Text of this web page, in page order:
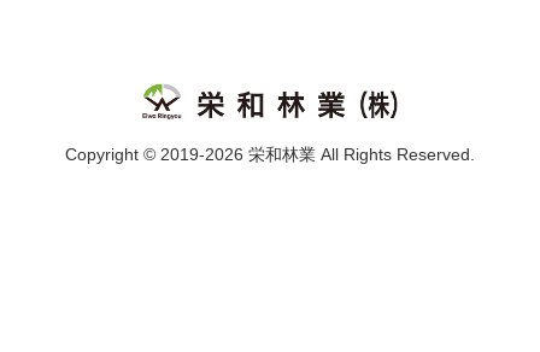
Copyright © 2019-2026 栄和林業 All Rights Reserved.